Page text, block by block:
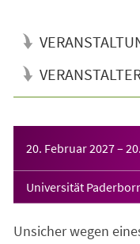
20. Februar 2027–
Universität
Unsicher wegen